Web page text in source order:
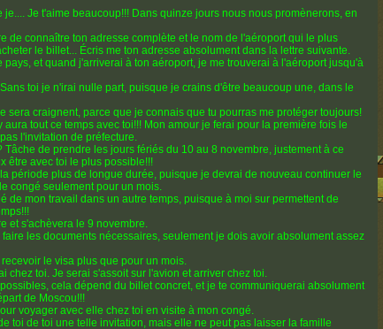
Je t'aime beaucoup!!! Dans quinze jours nous nous promènerons, en
de connaître ton adresse complète et le nom de l'aéroport qui le plus
le billet... Écris me ton adresse absolument dans la lettre suivante.
et quand j'arriverai à ton aéroport, je me trouverai à l'aéroport jusqu'à
toi je n'irai nulle part, puisque je crains d'être beaucoup une, dans le
sera craignent, parce que je connais que tu pourras me protéger toujours!
tout ce temps avec toi!!! Mon amour je ferai pour la première fois le
l'invitation de préfecture.
Tâche de prendre les jours fériés du 10 au 8 novembre, justement à ce
être avec toi le plus possible!!!
période plus de longue durée, puisque je devrai de nouveau continuer le
congé seulement pour un mois.
de mon travail dans un autre temps, puisque à moi sur permettent de
et s'achèvera le 9 novembre.
faire les documents nécessaires, seulement je dois avoir absolument assez
le visa plus que pour un mois.
chez toi. Je serai s'assoit sur l'avion et arriver chez toi.
cela dépend du billet concret, et je te communiquerai absolument
de Moscou!!!
voyager avec elle chez toi en visite à mon congé.
toi de toi une telle invitation, mais elle ne peut pas laisser la famille